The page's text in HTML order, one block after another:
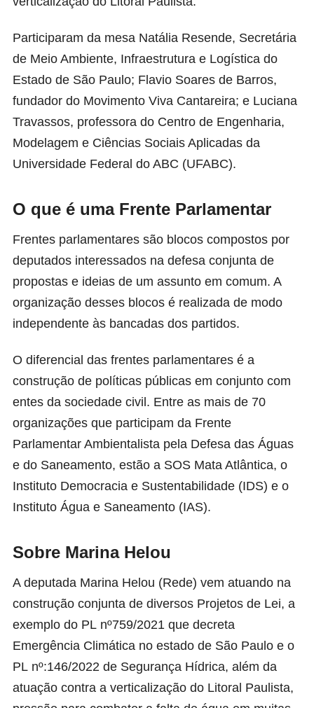
Participaram da mesa Natália Resende, Secretária
de Meio Ambiente, Infraestrutura e Logística do
Estado de São Paulo; Flavio Soares de Barros,
fundador do Movimento Viva Cantareira; e Luciana
Travassos, professora do Centro de Engenharia,
Modelagem e Ciências Sociais Aplicadas da
Universidade Federal do ABC (UFABC).
O que é uma Frente Parlamentar
Frentes parlamentares são blocos compostos por
deputados interessados na defesa conjunta de
propostas e ideias de um assunto em comum. A
organização desses blocos é realizada de modo
independente às bancadas dos partidos.
O diferencial das frentes parlamentares é a
construção de políticas públicas em conjunto com
entes da sociedade civil. Entre as mais de 70
organizações que participam da Frente
Parlamentar Ambientalista pela Defesa das Águas
e do Saneamento, estão a SOS Mata Atlântica, o
Instituto Democracia e Sustentabilidade (IDS) e o
Instituto Água e Saneamento (IAS).
Sobre Marina Helou
A deputada Marina Helou (Rede) vem atuando na
construção conjunta de diversos Projetos de Lei, a
exemplo do PL nº759/2021 que decreta
Emergência Climática no estado de São Paulo e o
PL nº:146/2022 de Segurança Hídrica, além da
atuação contra a verticalização do Litoral Paulista,